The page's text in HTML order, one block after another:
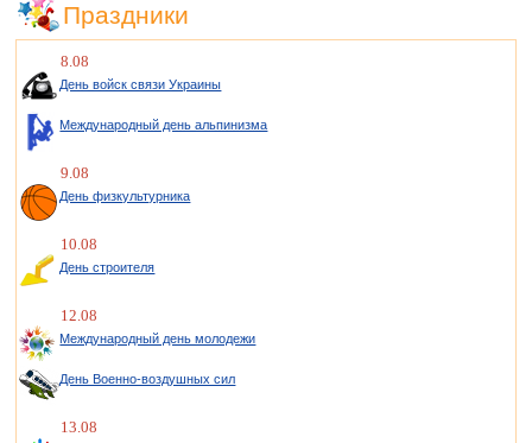
Праздники
8.08
День войск связи Украины
Международный день альпинизма
9.08
День физкультурника
10.08
День строителя
12.08
Международный день молодежи
День Военно-воздушных сил
13.08